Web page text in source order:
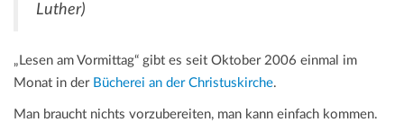
Luther)
„Lesen am Vormittag“ gibt es seit Oktober 2006 einmal im
Monat in der Bücherei an der Christuskirche.
Man braucht nichts vorzubereiten, man kann einfach kommen.